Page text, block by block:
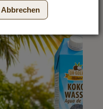
Abbrechen